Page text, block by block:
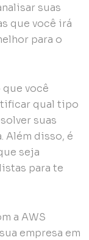
suas
que você irá
para o
você
qual tipo
suas
Além disso, é
seja
para te
a AWS
empresa em